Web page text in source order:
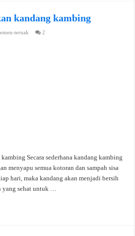
kandang kambing
ternak 2
Secara sederhana kandang kambing
menyapu semua kotoran dan sampah sisa
hari, maka kandang akan menjadi bersih
yang sehat untuk …